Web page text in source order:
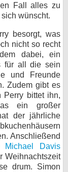
Fall alles zu
wünscht.
besorgt, was
nicht so recht
dabei, ein
für all die sein
und Freunde
Zudem gibt es
Perry bittet ihn,
ein großer
der jährliche
Anschließend
Michael Davis
Weihnachtszeit
drum. Simon